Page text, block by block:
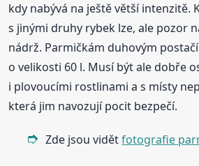
kdy nabývá na ještě větší intenzitě.
s jinými druhy rybek lze, ale pozor
nádrž. Parmičkám duhovým
o velikosti 60 l. Musí být ale dobře
i plovoucími rostlinami a s místy
která jim navozují pocit bezpečí.
Zde jsou vidětfotografie